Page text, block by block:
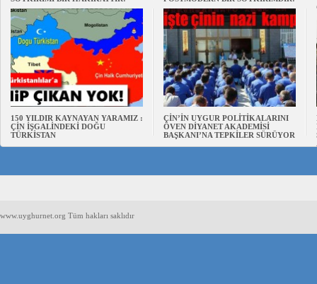
150 YILDIR KAYNAYAN YARAMIZ :
ÇİN İŞGALİNDEKİ DOĞU
TÜRKİSTAN
ÇİN’İN UYGUR POLİTİKALARINI
ÖVEN DİYANET AKADEMİSİ
BAŞKANI’NA TEPKİLER SÜRÜYOR
www.uyghurnet.org Tüm hakları saklıdır